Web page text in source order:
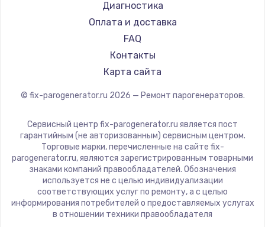
Vivitek
RED solution
Диагностика
Оплата и доставка
FAQ
Контакты
Карта сайта
© fix-parogenerator.ru 2026 — Ремонт парогенераторов.
Сервисный центр fix-parogenerator.ru является пост
гарантийным (не авторизованным) сервисным центром.
Торговые марки, перечисленные на сайте fix-
parogenerator.ru, являются зарегистрированным товарными
знаками компаний правообладателей. Обозначения
используется не с целью индивидуализации
соответствующих услуг по ремонту, а с целью
информирования потребителей о предоставляемых услугах
в отношении техники правообладателя